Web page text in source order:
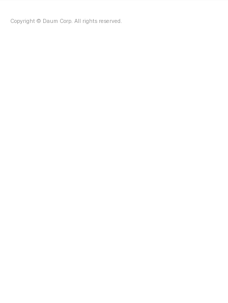
Copyright © Daum Corp. All rights reserved.